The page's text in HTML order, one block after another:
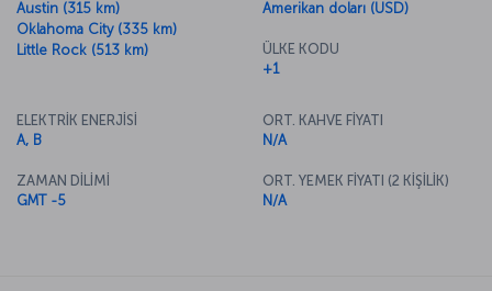
Austin (315 km)
Oklahoma City (335 km)
Little Rock (513 km)
Amerikan doları (USD)
ÜLKE KODU
+1
ELEKTRİK ENERJİSİ
A, B
ZAMAN DİLİMİ
GMT -5
ORT. KAHVE FİYATI
N/A
ORT. YEMEK FİYATI (2 KİŞİLİK)
N/A